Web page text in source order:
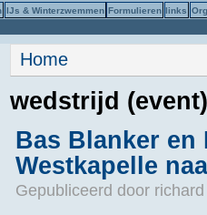
IJs & Winterzwemmen Formulieren links
U bent hier
Home
wedstrijd
Bas Blanker en
Westkapelle
Gepubliceerd door